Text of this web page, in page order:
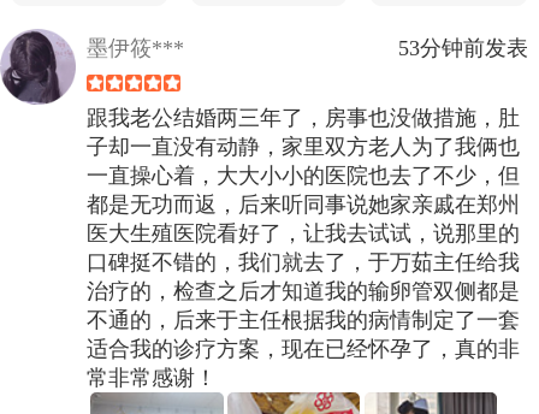
墨伊筱*** 53分钟前发表
跟我老公结婚两三年了，房事也没做措施，肚
子却一直没有动静，家里双方老人为了我俩也
一直操心着，大大小小的医院也去了不少，但
都是无功而返，后来听同事说她家亲戚在郑州
医大生殖医院看好了，让我去试试，说那里的
口碑挺不错的，我们就去了，于万茹主任给我
治疗的，检查之后才知道我的输卵管双侧都是
不通的，后来于主任根据我的病情制定了一套
适合我的诊疗方案，现在已经怀孕了，真的非
常非常感谢！